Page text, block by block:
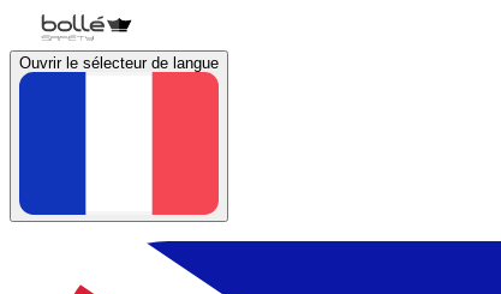
Ouvrir le sélecteur de langue